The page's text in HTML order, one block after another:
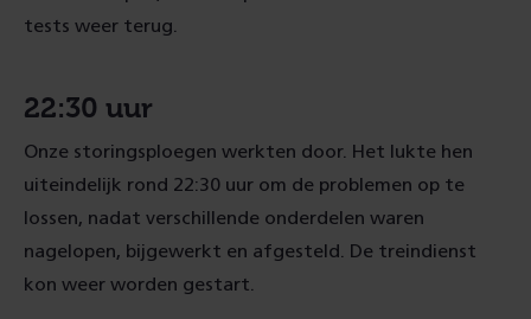
tests weer terug.
22:30 uur
Onze storingsploegen werkten door. Het lukte hen
uiteindelijk rond 22:30 uur om de problemen op te
lossen, nadat verschillende onderdelen waren
nagelopen, bijgewerkt en afgesteld. De treindienst
kon weer worden gestart.